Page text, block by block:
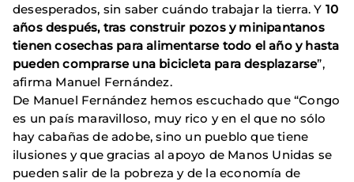
desesperados, sin saber cuándo trabajar la tierra. Y 10
años después, tras construir pozos y minipantanos
tienen cosechas para alimentarse todo el año y hasta
pueden comprarse una bicicleta para desplazarse”,
afirma Manuel Fernández.
De Manuel Fernández hemos escuchado que “Congo
es un país maravilloso, muy rico y en el que no sólo
hay cabañas de adobe, sino un pueblo que tiene
ilusiones y que gracias al apoyo de Manos Unidas se
pueden salir de la pobreza y de la economía de